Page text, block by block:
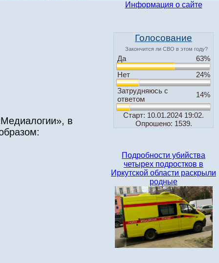
в
Информация о сайте
Голосование
Закончится ли СВО в этом году?
Да
63%
Нет
24%
Затрудняюсь с
ответом
14%
Старт: 10.01.2024 19:02.
Опрошено: 1539.
Подробности убийства
четырех подростков в
Иркутской области раскрыли
родные